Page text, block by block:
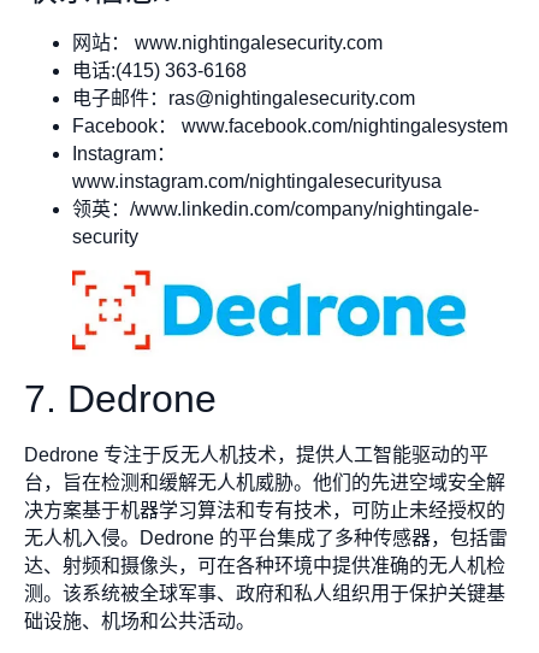
网站： www.nightingalesecurity.com
电话:(415) 363-6168
电子邮件： ras@nightingalesecurity.com
Facebook： www.facebook.com/nightingalesystem
Instagram：
www.instagram.com/nightingalesecurityusa
领英：/www.linkedin.com/company/nightingale-
security
7. Dedrone
Dedrone 专注于反无人机技术，提供人工智能驱动的平
台，旨在检测和缓解无人机威胁。他们的先进空域安全解
决方案基于机器学习算法和专有技术，可防止未经授权的
无人机入侵。Dedrone 的平台集成了多种传感器，包括雷
达、射频和摄像头，可在各种环境中提供准确的无人机检
测。该系统被全球军事、政府和私人组织用于保护关键基
础设施、机场和公共活动。